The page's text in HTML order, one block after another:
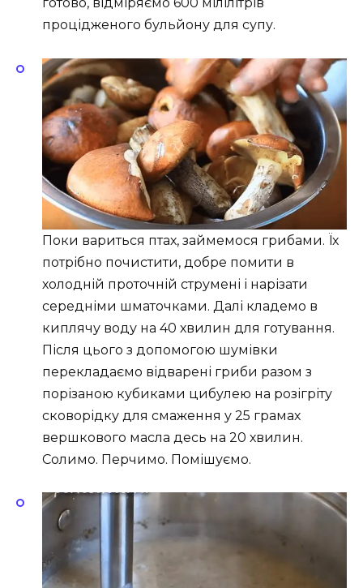
готово, відміряємо 600 мілілітрів
процідженого бульйону для супу.
Поки вариться птах, займемося грибами. Їх
потрібно почистити, добре помити в
холодній проточній струмені і нарізати
середніми шматочками. Далі кладемо в
киплячу воду на 40 хвилин для готування.
Після цього з допомогою шумівки
перекладаємо відварені гриби разом з
порізаною кубиками цибулею на розігріту
сковорідку для смаження у 25 грамах
вершкового масла десь на 20 хвилин.
Солимо. Перчимо. Помішуємо.